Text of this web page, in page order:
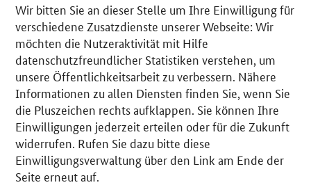
Wir bitten Sie an dieser Stelle um Ihre Einwilligung für
verschiedene Zusatzdienste unserer Webseite: Wir
möchten die Nutzeraktivität mit Hilfe
datenschutzfreundlicher Statistiken verstehen, um
unsere Öffentlichkeitsarbeit zu verbessern. Nähere
Informationen zu allen Diensten finden Sie, wenn Sie
die Pluszeichen rechts aufklappen. Sie können Ihre
Einwilligungen jederzeit erteilen oder für die Zukunft
widerrufen. Rufen Sie dazu bitte diese
Einwilligungsverwaltung über den Link am Ende der
Seite erneut auf.